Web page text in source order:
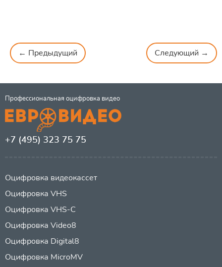
← Предыдущий Следующий →
Профессиональная оцифровка видео
+7 (495) 323 75 75
Оцифровка видеокассет
Оцифровка VHS
Оцифровка VHS-C
Оцифровка Video8
Оцифровка Digital8
Оцифровка MicroMV